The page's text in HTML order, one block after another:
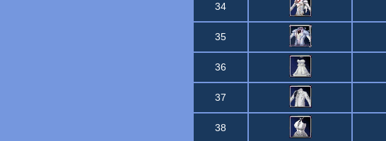
34
35
36
37
38